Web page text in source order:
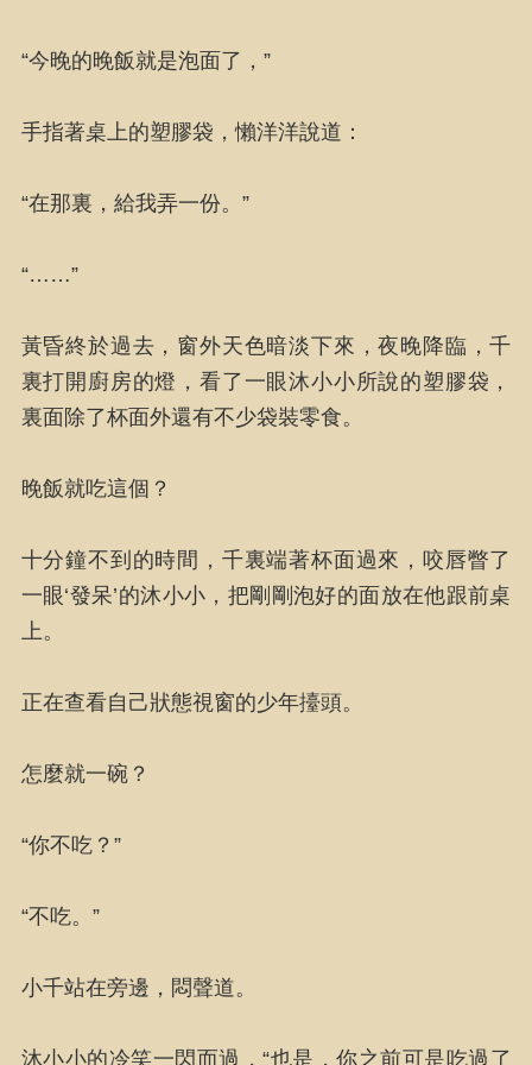
“今晚的晚飯就是泡面了，”
手指著桌上的塑膠袋，懶洋洋說道：
“在那裏，給我弄一份。”
“……”
黃昏終於過去，窗外天色暗淡下來，夜晚降臨，千
裏打開廚房的燈，看了一眼沐小小所說的塑膠袋，
裏面除了杯面外還有不少袋裝零食。
晚飯就吃這個？
十分鐘不到的時間，千裏端著杯面過來，咬唇瞥了
一眼‘發呆’的沐小小，把剛剛泡好的面放在他跟前桌
上。
正在查看自己狀態視窗的少年擡頭。
怎麼就一碗？
“你不吃？”
“不吃。”
小千站在旁邊，悶聲道。
沐小小的冷笑一閃而過，“也是，你之前可是吃過了